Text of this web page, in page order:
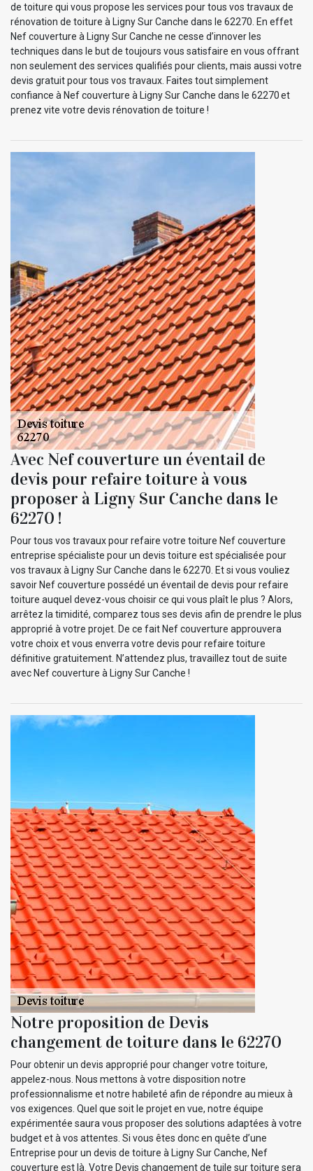
de toiture qui vous propose les services pour tous vos travaux de
rénovation de toiture à Ligny Sur Canche dans le 62270. En effet
Nef couverture à Ligny Sur Canche ne cesse d’innover les
techniques dans le but de toujours vous satisfaire en vous offrant
non seulement des services qualifiés pour clients, mais aussi votre
devis gratuit pour tous vos travaux. Faites tout simplement
confiance à Nef couverture à Ligny Sur Canche dans le 62270 et
prenez vite votre devis rénovation de toiture !
Avec Nef couverture un éventail de
devis pour refaire toiture à vous
proposer à Ligny Sur Canche dans le
62270 !
Pour tous vos travaux pour refaire votre toiture Nef couverture
entreprise spécialiste pour un devis toiture est spécialisée pour
vos travaux à Ligny Sur Canche dans le 62270. Et si vous vouliez
savoir Nef couverture possédé un éventail de devis pour refaire
toiture auquel devez-vous choisir ce qui vous plaît le plus ? Alors,
arrêtez la timidité, comparez tous ses devis afin de prendre le plus
approprié à votre projet. De ce fait Nef couverture approuvera
votre choix et vous enverra votre devis pour refaire toiture
définitive gratuitement. N’attendez plus, travaillez tout de suite
avec Nef couverture à Ligny Sur Canche !
Notre proposition de Devis
changement de toiture dans le 62270
Pour obtenir un devis approprié pour changer votre toiture,
appelez-nous. Nous mettons à votre disposition notre
professionnalisme et notre habileté afin de répondre au mieux à
vos exigences. Quel que soit le projet en vue, notre équipe
expérimentée saura vous proposer des solutions adaptées à votre
budget et à vos attentes. Si vous êtes donc en quête d’une
Entreprise pour un devis de toiture à Ligny Sur Canche, Nef
couverture est là. Votre Devis changement de tuile sur toiture sera